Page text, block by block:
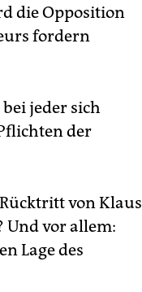
die Opposition
fordern
jeder sich
der
von Klaus
Und vor allem:
Lage des